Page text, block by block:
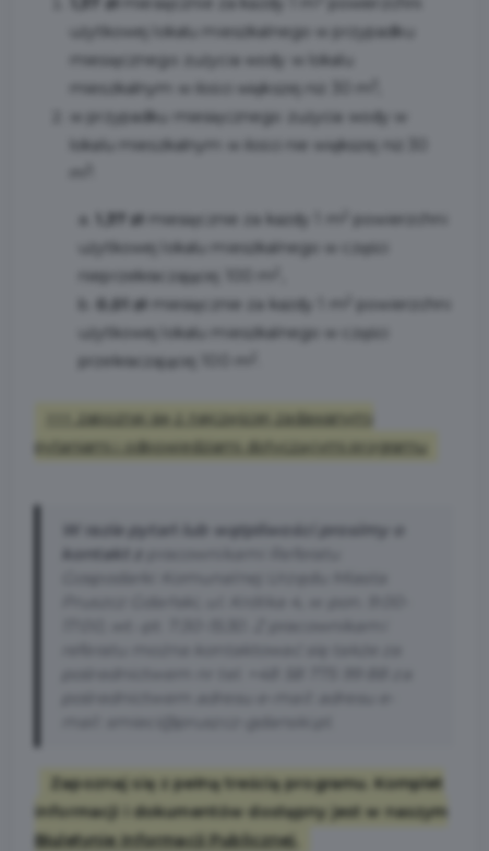
użytkowej lokalu mieszkalnego w przypadku
miesięcznego zużycia wody w lokalu
mieszkalnym w ilości większej niż 30 m
w przypadku miesięcznego zużycia wody w
lokalu mieszkalnym w ilości nie większej niż 30
1,37 zł miesięcznie za każdy 1 m
powierzchni
użytkowej lokalu mieszkalnego w części
nieprzekraczającej 100 m
0,01 zł miesięcznie za każdy 1 m
powierzchni
użytkowej lokalu mieszkalnego w części
przekraczającej 100 m
>>> zapoznaj się z najczęściej zadawanymi
pytaniami i odpowiedziami dotyczącymi programu
W razie pytań lub wątpliwości prosimy o
kontakt z
Zapoznaj się z pełną treścią programu. Komplet
informacji i dokumentów dostępny jest w naszym
Biuletynie Informacji Publicznej.